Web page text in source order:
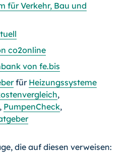
für Verkehr, Bau und
co2online
von fe.bis
für Heizungssysteme
,
, PumpenCheck,
die auf diesen verweisen: